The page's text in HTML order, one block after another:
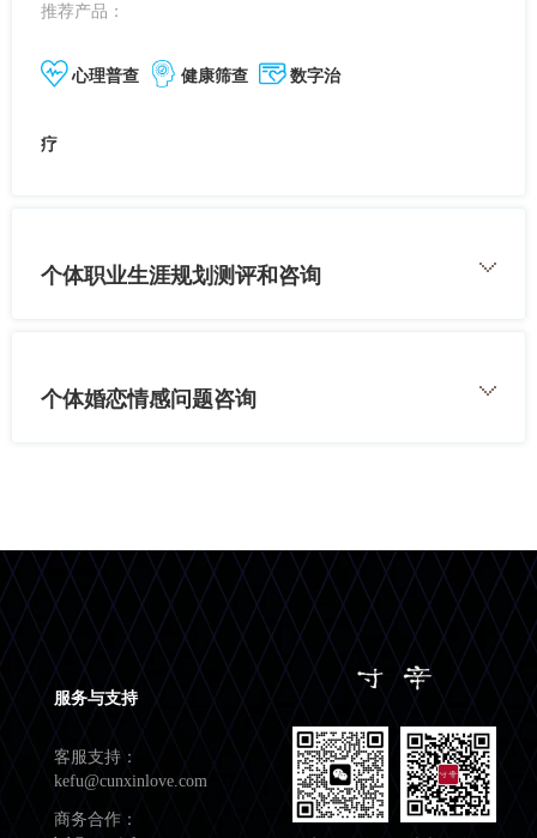
推荐产品：
心理普查 健康筛查 数字治
疗
个体职业生涯规划测评和咨询
个体婚恋情感问题咨询
服务与支持
客服支持：
kefu@cunxinlove.com
商务合作：